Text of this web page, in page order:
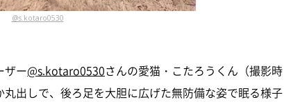
@s.kotaro0530
ザー@s.kotaro0530さんの愛猫・こたろうくん（撮影時
出しで、後ろ足を大胆に広げた無防備な姿で眠る様子